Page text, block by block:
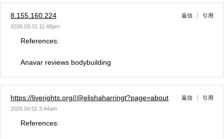
8.155.160.224
2026.03.31 11:48pm
返信 引用
References:
Anavar reviews bodybuilding
https://liverights.org//@elishaharringt?page=about
2026.04.01 3:44am
返信 引用
References: